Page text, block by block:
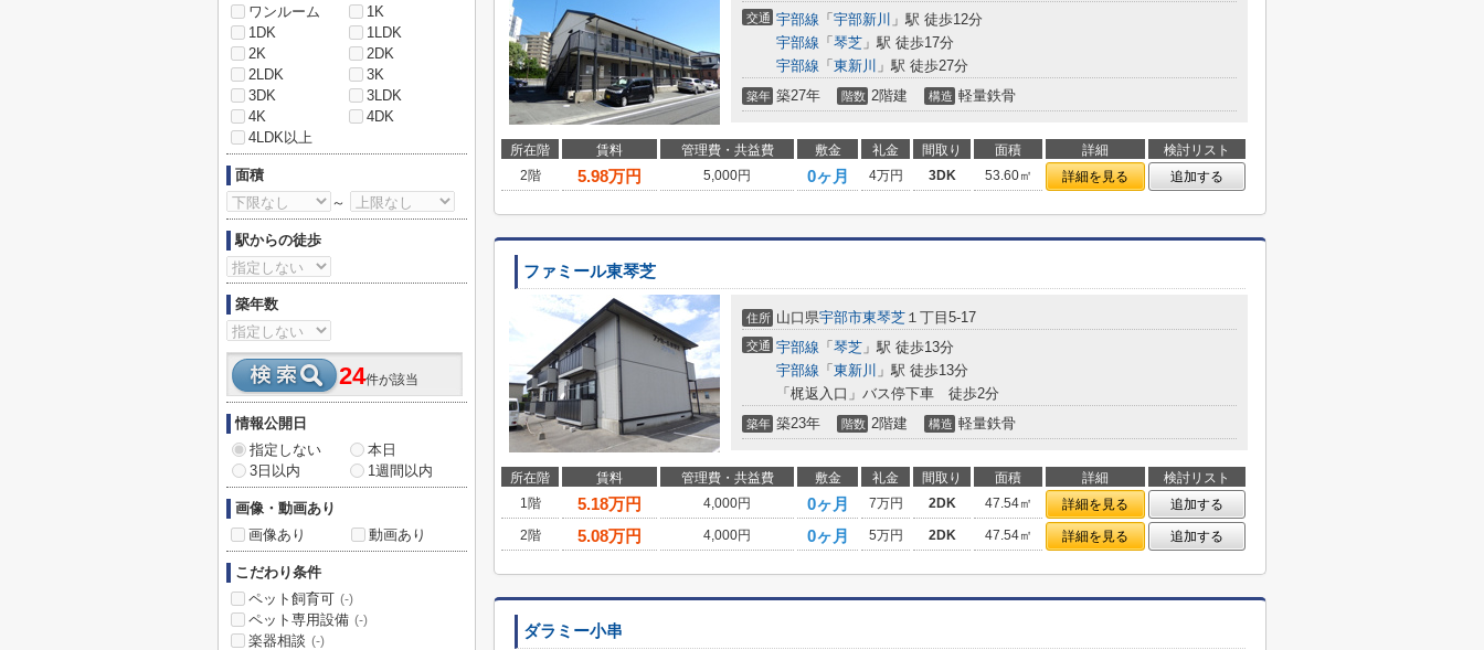
交通 宇部線 「 宇部新川 」駅 徒歩12分
宇部線 「 琴芝 」駅 徒歩17分
宇部線 「 東新川 」駅 徒歩27分
築年 築27年 階数 2階建 構造 軽量鉄骨
所在階 賃料 管理費・共益費 敷金 礼金 間取り 面積 詳細
検討リスト
2階
5.98万円 5,000円 0ヶ月 4万円 3DK 53.60㎡ 詳細を見る 追加する
ファミール東琴芝
住所 山口県宇部市東琴芝 １丁目5-17
交通 宇部線 「 琴芝 」駅 徒歩13分
宇部線 「 東新川 」駅 徒歩13分
「梶返入口」バス停下車 徒歩2分
築年 築23年 階数 2階建 構造 軽量鉄骨
所在階 賃料 管理費・共益費 敷金 礼金 間取り 面積 詳細
検討リスト
1階
5.18万円 4,000円 0ヶ月 7万円 2DK 47.54㎡ 詳細を見る
追加する
2階
5.08万円 4,000円 0ヶ月 5万円 2DK 47.54㎡ 詳細を見る 追加する
ダラミー小串
ワンルーム
1K
1DK
1LDK
2K
2DK
2LDK
3K
3DK
3LDK
4K
4DK
4LDK以上
面積
～
駅からの徒歩
築年数
24件が該当
情報公開日
指定しない
本日
3日以内
1週間以内
画像・動画あり
画像あり
動画あり
こだわり条件
ペット飼育可 (-)
ペット専用設備 (-)
楽器相談 (-)